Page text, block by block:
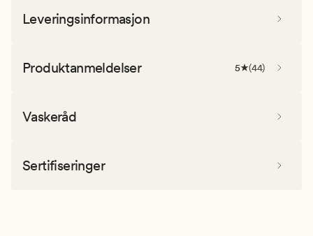
Leveringsinformasjon
Produktanmeldelser 5 (44)
Vaskeråd
Sertifiseringer